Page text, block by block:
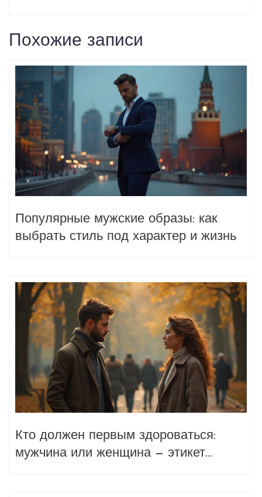
Похожие записи
Популярные мужские образы: как
выбрать стиль под характер и жизнь
Кто должен первым здороваться:
мужчина или женщина — этикет